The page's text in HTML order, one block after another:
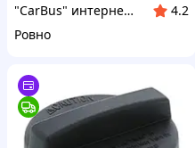
"CarBus" интернет-магазин запчастей
4.2
Ровно